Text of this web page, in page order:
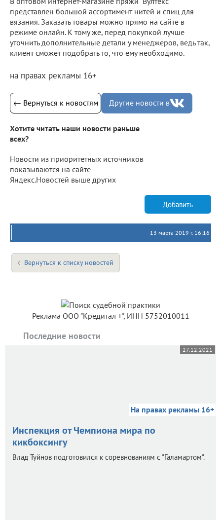
представлен большой ассортимент нитей и спиц для
вязания. Заказать товары можно прямо на сайте в
режиме онлайн. К тому же, перед покупкой лучше
уточнить дополнительные детали у менеджеров, ведь так,
клиент сможет подобрать то, что ему необходимо.
на правах рекламы 16+
← Вернуться к новостям Другие новости в
Хотите читать наши новости раньше
всех?
Новости из приоритетных источников
показываются на сайте
Яндекс.Новостей выше других
Добавить
13 марта 2019 г. 16:16
Вернуться к списку новостей
Реклама ООО "Кредитал +", ИНН 5752010011
Последние новости
27.12.2021
На правах рекламы 16+
Инспекция от Чемпиона мира по
кикбоксингу
Влад Туйнов подготовился к соревнованиям с "Галамартом".